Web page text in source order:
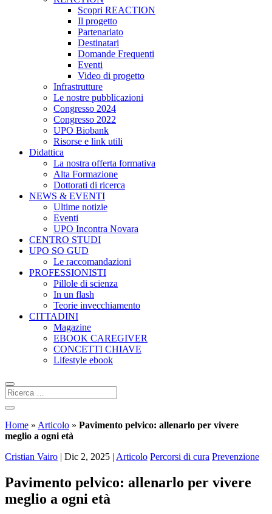
Scopri REACTION
Il progetto
Partenariato
Destinatari
Domande Frequenti
Eventi
Video di progetto
Infrastrutture
Le nostre pubblicazioni
Congresso 2024
Congresso 2022
UPO Biobank
Risorse e link utili
Didattica
La nostra offerta formativa
Alta Formazione
Dottorati di ricerca
NEWS & EVENTI
Ultime notizie
Eventi
UPO Incontra Novara
CENTRO STUDI
UPO SO GUD
Le raccomandazioni
PROFESSIONISTI
Pillole di scienza
In un flash
Teorie invecchiamento
CITTADINI
Magazine
EBOOK CAREGIVER
CONCETTI CHIAVE
Lifestyle ebook
Home » Articolo » Pavimento pelvico: allenarlo per vivere
meglio a ogni età
Cristian Vairo | Dic 2, 2025 | Articolo Percorsi di cura Prevenzione
Pavimento pelvico: allenarlo per vivere
meglio a ogni età